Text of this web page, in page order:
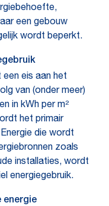
een gebouw
wordt beperkt.
eis aan het
van (onder meer)
in kWh per m²
het primair
die wordt
zoals
installaties, wordt
energiegebruik.
energie